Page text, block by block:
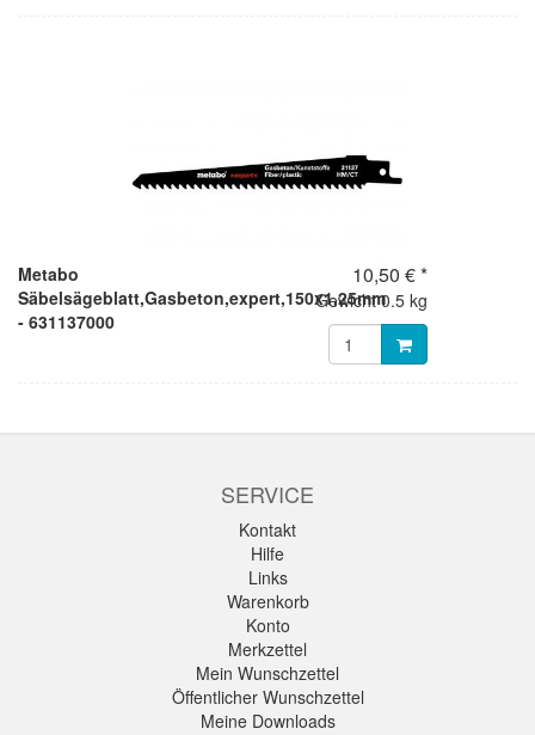
Metabo
Säbelsägeblatt,Gasbeton,expert,150x1,25mm
- 631137000
10,50 € *
Gewicht 0.5 kg
SERVICE
Kontakt
Hilfe
Links
Warenkorb
Konto
Merkzettel
Mein Wunschzettel
Öffentlicher Wunschzettel
Meine Downloads